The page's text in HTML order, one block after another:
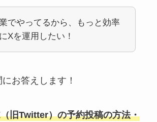
でやってるから、もっと効率
Xを運用したい！
お答えします！
旧Twitter）の予約投稿の方法・